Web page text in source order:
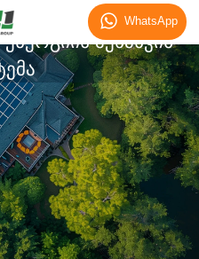
WhatsApp
დასაკეცი
შენახვის